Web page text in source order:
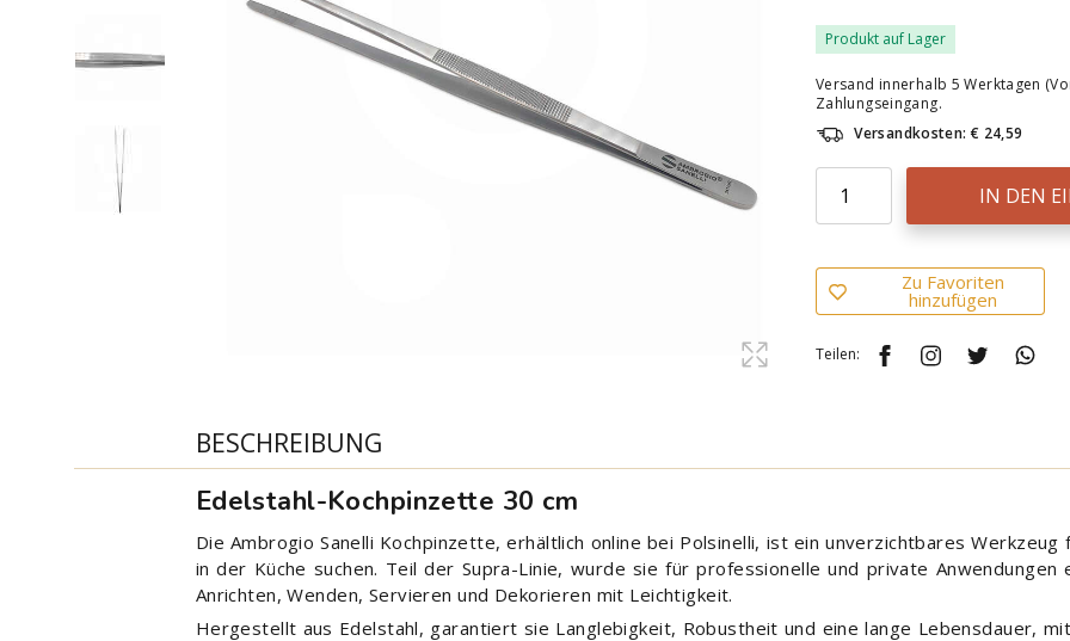
Produkt auf Lager
Versand innerhalb 5 Werktagen
Zahlungseingang.
Versandkosten: € 24,59
IN DEN
Zu Favoriten
hinzufügen
Teilen:
BESCHREIBUNG
Edelstahl-Kochpinzette 30 cm
Die Ambrogio Sanelli Kochpinzette, erhältlich online bei Polsinelli, ist ein unverzichtbares
in der Küche suchen. Teil der Supra-Linie, wurde sie für professionelle und private
Anrichten, Wenden, Servieren und Dekorieren mit Leichtigkeit.
Hergestellt aus Edelstahl, garantiert sie Langlebigkeit, Robustheit und eine lange Lebensdauer,